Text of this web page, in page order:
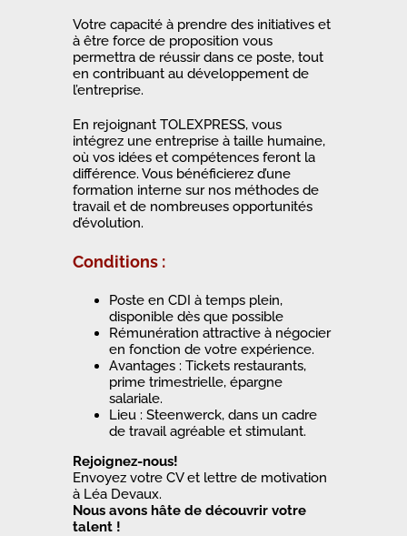
Votre capacité à prendre des initiatives et
à être force de proposition vous
permettra de réussir dans ce poste, tout
en contribuant au développement de
l’entreprise.
En rejoignant TOLEXPRESS, vous
intégrez une entreprise à taille humaine,
où vos idées et compétences feront la
différence. Vous bénéficierez d’une
formation interne sur nos méthodes de
travail et de nombreuses opportunités
d’évolution.
Conditions :
Poste en CDI à temps plein,
disponible dès que possible
Rémunération attractive à négocier
en fonction de votre expérience.
Avantages : Tickets restaurants,
prime trimestrielle, épargne
salariale.
Lieu : Steenwerck, dans un cadre
de travail agréable et stimulant.
Rejoignez-nous!
Envoyez votre CV et lettre de motivation
à Léa Devaux.
Nous avons hâte de découvrir votre
talent !